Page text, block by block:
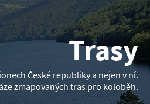
Trasy
České republiky a nejen v ní.
zmapovaných tras pro koloběh.